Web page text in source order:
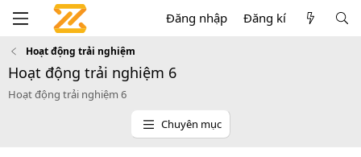
Đăng nhập Đăng kí
Hoạt động trải nghiệm
Hoạt động trải nghiệm 6
Hoạt động trải nghiệm 6
Chuyên mục